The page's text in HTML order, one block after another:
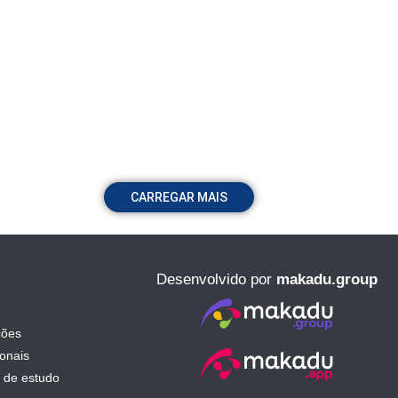
CARREGAR MAIS
de estudo
Desenvolvido por makadu.group